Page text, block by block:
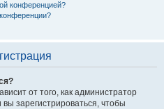
конференцией?
от того, как администратор
зарегистрироваться, чтобы